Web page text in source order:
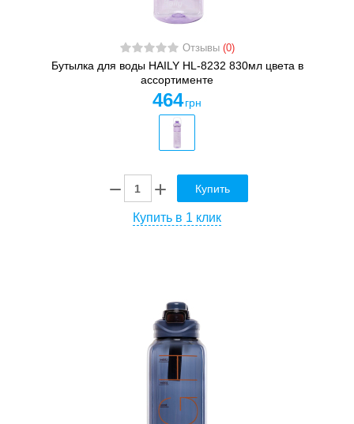
Отзывы (0)
Бутылка для воды HAILY HL-8232 830мл цвета в
ассортименте
464 грн
Купить
Купить в 1 клик